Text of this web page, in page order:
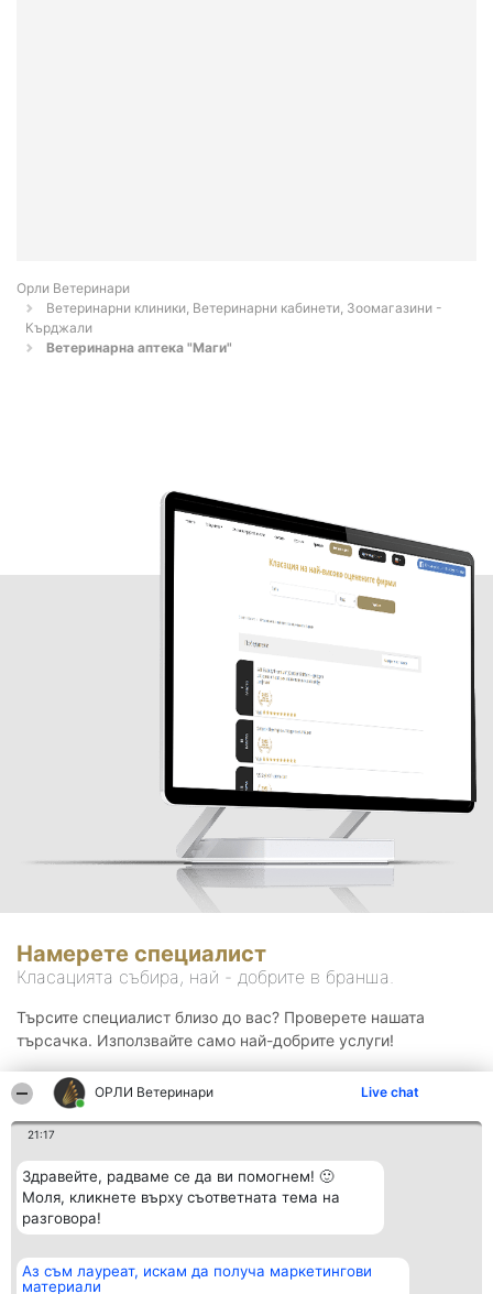
ОРЛИ Ветеринари Live chat
21:17
Здравейте, радваме се да ви помогнем! 🙂
Моля, кликнете върху съответната тема на
разговора!
Аз съм лауреат, искам да получа маркетингови
материали
Орли Ветеринари
Ветеринарни клиники, Ветеринарни кабинети, Зоомагазини -
Кърджали
Ветеринарна аптека "Маги"
Намерете специалист
Класацията събира, най - добрите в бранша.
Търсите специалист близо до вас? Проверете нашата
търсачка. Използвайте само най-добрите услуги!
Организатор на
класиране
Класация Контакти